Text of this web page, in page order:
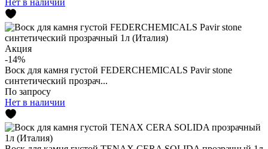
Акция
-14%
Воск для камня густой FEDERCHEMICALS Pavir stone
синтетический прозрач...
По запросу
Нет в наличии